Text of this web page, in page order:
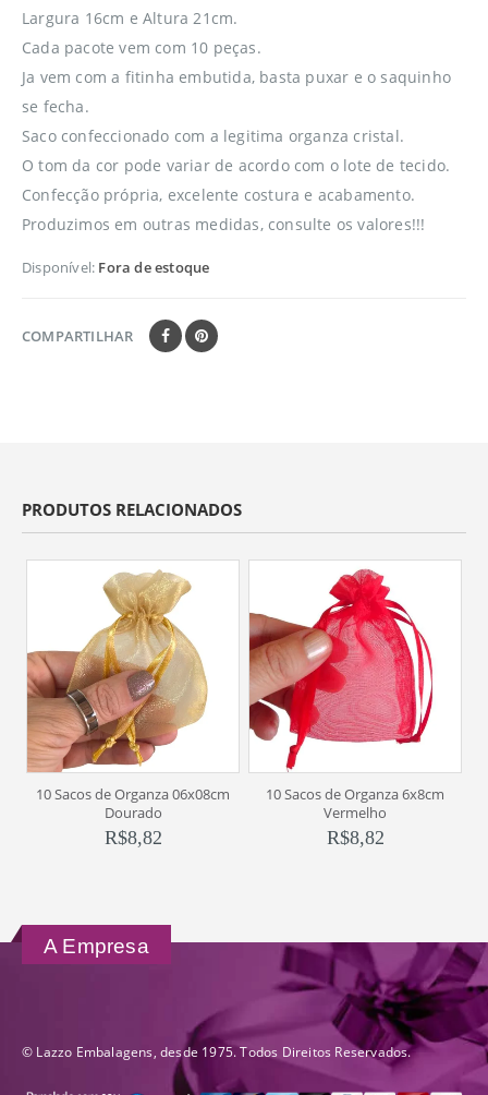
Largura 16cm e Altura 21cm.
Cada pacote vem com 10 peças.
Ja vem com a fitinha embutida, basta puxar e o saquinho
se fecha.
Saco confeccionado com a legitima organza cristal.
O tom da cor pode variar de acordo com o lote de tecido.
Confecção própria, excelente costura e acabamento.
Produzimos em outras medidas, consulte os valores!!!
Disponível: Fora de estoque
COMPARTILHAR
PRODUTOS RELACIONADOS
10 Sacos de Organza 06x08cm
Dourado
R$8,82
10 Sacos de Organza 6x8cm
Vermelho
R$8,82
A Empresa
© Lazzo Embalagens, desde 1975. Todos Direitos Reservados.